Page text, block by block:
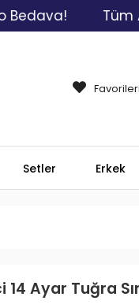
Tüm
Setler Erkek
14 Ayar Tuğra